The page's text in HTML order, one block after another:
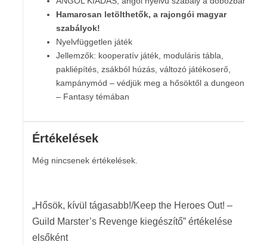
Hamarosan letölthetők, a rajongói magyar
szabályok!
Nyelvfüggetlen játék
Jellemzők: kooperatív játék, moduláris tábla,
pakliépítés, zsákból húzás, változó játékoserő,
kampánymód – védjük meg a hősöktől a dungeont!
– Fantasy témában
Értékelések
Még nincsenek értékelések.
„Hősök, kívül tágasabb!/Keep the Heroes Out! –
Guild Marster’s Revenge kiegészítő” értékelése
elsőként